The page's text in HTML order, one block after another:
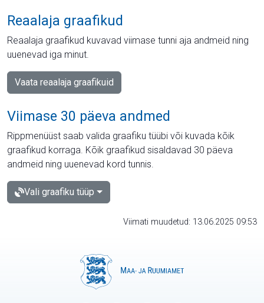
Reaalaja graafikud
Reaalaja graafikud kuvavad viimase tunni aja andmeid ning
uuenevad iga minut.
Vaata reaalaja graafikuid
Viimase 30 päeva andmed
Rippmenüüst saab valida graafiku tüübi või kuvada kõik
graafikud korraga. Kõik graafikud sisaldavad 30 päeva
andmeid ning uuenevad kord tunnis.
Vali graafiku tüüp
Viimati muudetud: 13.06.2025 09:53